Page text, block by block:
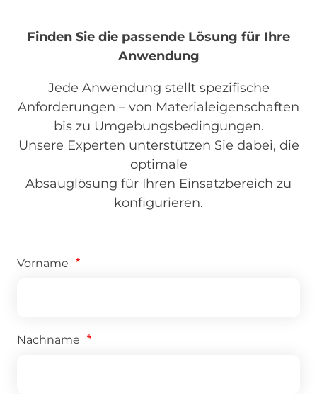
Finden Sie die passende Lösung für Ihre
Anwendung
Jede Anwendung stellt spezifische
Anforderungen – von Materialeigenschaften
bis zu Umgebungsbedingungen.
Unsere Experten unterstützen Sie dabei, die
optimale
Absauglösung für Ihren Einsatzbereich zu
konfigurieren.
Vorname
Nachname